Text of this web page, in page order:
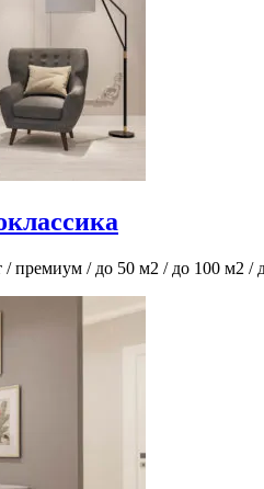
/ премиум / до 50 м2 / до 100